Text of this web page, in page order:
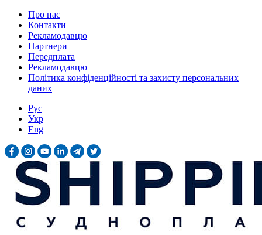
Про нас
Контакти
Рекламодавцю
Партнери
Передплата
Рекламодавцю
Політика конфіденційності та захисту персональних
даних
Рус
Укр
Eng